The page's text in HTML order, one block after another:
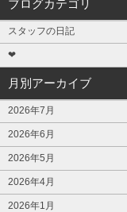
ブログカテゴリ
スタッフの日記
❤
月別アーカイブ
2026年7月
2026年6月
2026年5月
2026年4月
2026年1月